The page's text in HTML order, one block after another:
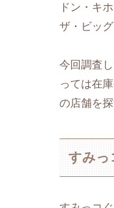
ドン・キ
ザ・ビッ
今回調査
っては在
の店舗を
すみっ